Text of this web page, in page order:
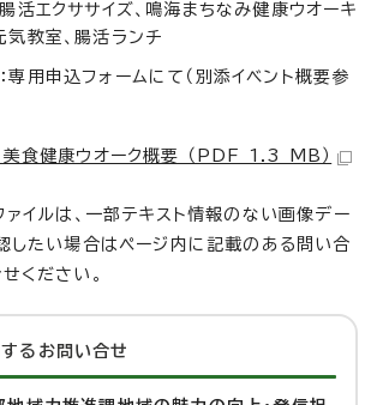
腸活エクササイズ、鳴海まちなみ健康ウオーキ
気教室、腸活ランチ
専用申込フォームにて（別添イベント概要参
”美食健康ウオーク概要 （PDF 1.3 MB）
イルは、一部テキスト情報のない画像デー
したい場合はページ内に記載のある問い合
ください。
るお問い合せ